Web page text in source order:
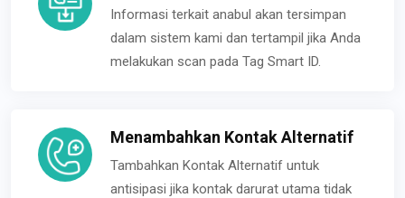
Informasi terkait anabul akan tersimpan
dalam sistem kami dan tertampil jika Anda
melakukan scan pada Tag Smart ID.
Menambahkan Kontak Alternatif
Tambahkan Kontak Alternatif untuk
antisipasi jika kontak darurat utama tidak